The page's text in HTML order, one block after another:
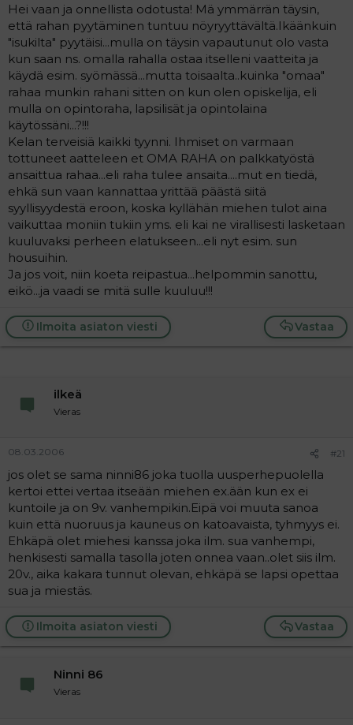
Hei vaan ja onnellista odotusta! Mä ymmärrän täysin,
että rahan pyytäminen tuntuu nöyryyttävältä.Ikäänkuin
"isukilta" pyytäisi...mulla on täysin vapautunut olo vasta
kun saan ns. omalla rahalla ostaa itselleni vaatteita ja
käydä esim. syömässä...mutta toisaalta..kuinka "omaa"
rahaa munkin rahani sitten on kun olen opiskelija, eli
mulla on opintoraha, lapsilisät ja opintolaina
käytössäni...?!!!
Kelan terveisiä kaikki tyynni. Ihmiset on varmaan
tottuneet aatteleen et OMA RAHA on palkkatyöstä
ansaittua rahaa...eli raha tulee ansaita....mut en tiedä,
ehkä sun vaan kannattaa yrittää päästä siitä
syyllisyydestä eroon, koska kyllähän miehen tulot aina
vaikuttaa moniin tukiin yms. eli kai ne virallisesti lasketaan
kuuluvaksi perheen elatukseen...eli nyt esim. sun
housuihin.
Ja jos voit, niin koeta reipastua...helpommin sanottu,
eikö...ja vaadi se mitä sulle kuuluu!!!
Vastaa
Ilmoita asiaton viesti
ilkeä
Vieras
08.03.2006 #21
jos olet se sama ninni86 joka tuolla uusperhepuolella
kertoi ettei vertaa itseään miehen ex.ään kun ex ei
kuntoile ja on 9v. vanhempikin.Eipä voi muuta sanoa
kuin että nuoruus ja kauneus on katoavaista, tyhmyys ei.
Ehkäpä olet miehesi kanssa joka ilm. sua vanhempi,
henkisesti samalla tasolla joten onnea vaan..olet siis ilm.
20v., aika kakara tunnut olevan, ehkäpä se lapsi opettaa
sua ja miestäs.
Vastaa
Ilmoita asiaton viesti
Ninni 86
Vieras